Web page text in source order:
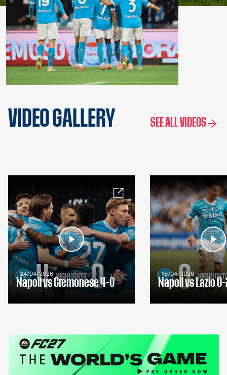
VIDEO GALLERY SEE ALL VIDEOS
| 24/04/2026
Napoli vs Cremonese 4-0
| 18/04/2026
Napoli vs Lazio